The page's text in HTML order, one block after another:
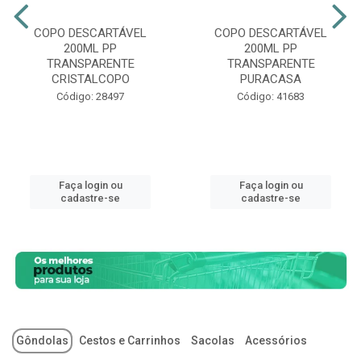
COPO DESCARTÁVEL
200ML PP
TRANSPARENTE
CRISTALCOPO
Código: 28497
Faça login ou
cadastre-se
COPO DESCARTÁVEL
200ML PP
TRANSPARENTE
PURACASA
Código: 41683
Faça login ou
cadastre-se
Gôndolas Cestos e Carrinhos Sacolas Acessórios